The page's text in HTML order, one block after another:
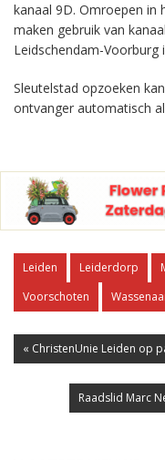
kanaal 9D. Omroepen in
maken gebruik van
Leidschendam-Voorburg
Sleutelstad opzoeken
ontvanger automatisch
Leiden Leiderdorp
Voorschoten
« ChristenUnie Leiden op
Raadslid Marc